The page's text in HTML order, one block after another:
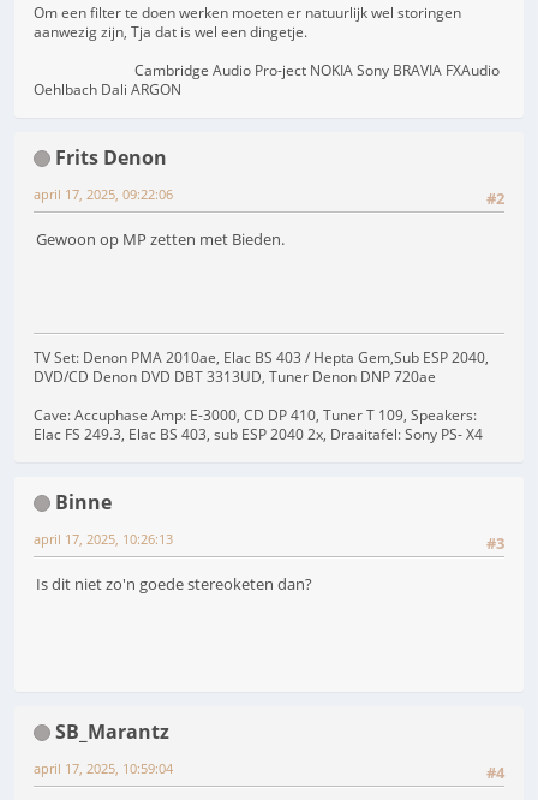
Om een filter te doen werken moeten er natuurlijk wel storingen
aanwezig zijn, Tja dat is wel een dingetje.
Cambridge Audio Pro-ject NOKIA Sony BRAVIA FXAudio
Oehlbach Dali ARGON
Frits Denon
#2
april 17, 2025, 09:22:06
Gewoon op MP zetten met Bieden.
TV Set: Denon PMA 2010ae, Elac BS 403 / Hepta Gem,Sub ESP 2040,
DVD/CD Denon DVD DBT 3313UD, Tuner Denon DNP 720ae
Cave: Accuphase Amp: E-3000, CD DP 410, Tuner T 109, Speakers:
Elac FS 249.3, Elac BS 403, sub ESP 2040 2x, Draaitafel: Sony PS- X4
Binne
#3
april 17, 2025, 10:26:13
Is dit niet zo'n goede stereoketen dan?
SB_Marantz
#4
april 17, 2025, 10:59:04